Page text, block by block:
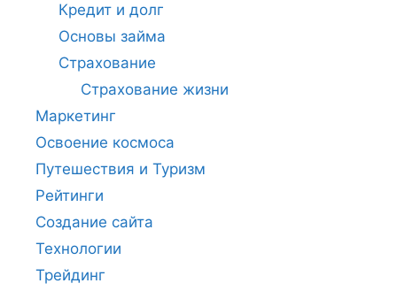
Кредит и долг
Основы займа
Страхование
Страхование жизни
Маркетинг
Освоение космоса
Путешествия и Туризм
Рейтинги
Создание сайта
Технологии
Трейдинг